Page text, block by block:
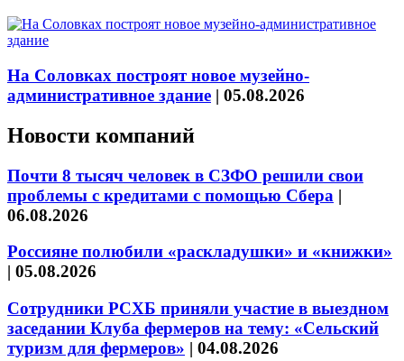
На Соловках построят новое музейно-
административное здание | 05.08.2026
Новости компаний
Почти 8 тысяч человек в СЗФО решили свои
проблемы с кредитами с помощью Сбера |
06.08.2026
Россияне полюбили «раскладушки» и «книжки»
| 05.08.2026
Сотрудники РСХБ приняли участие в выездном
заседании Клуба фермеров на тему: «Сельский
туризм для фермеров» | 04.08.2026